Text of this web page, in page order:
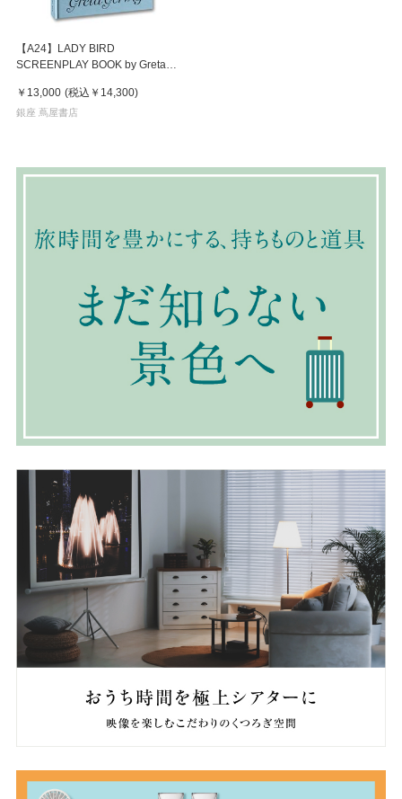
【A24】LADY BIRD
SCREENPLAY BOOK by Greta
ド』 グレタ・ガーウィグ 作品集
￥13,000 (税込 ￥14,300)
銀座 蔦屋書店